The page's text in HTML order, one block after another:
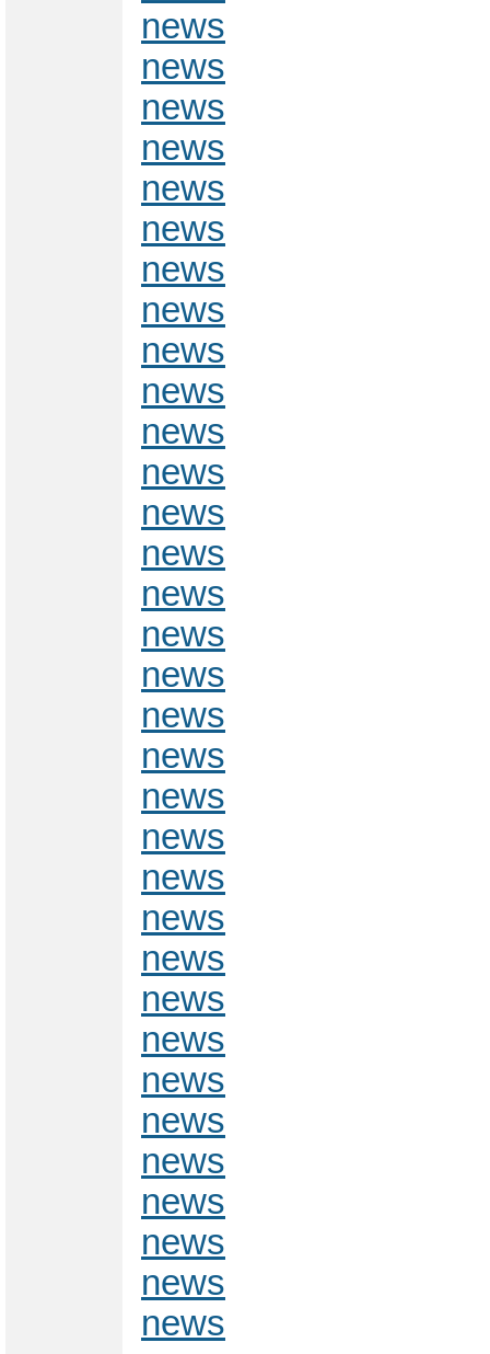
news
news
news
news
news
news
news
news
news
news
news
news
news
news
news
news
news
news
news
news
news
news
news
news
news
news
news
news
news
news
news
news
news